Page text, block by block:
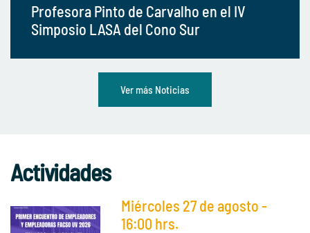
Profesora Pinto de Carvalho en el IV
Simposio LASA del Cono Sur
Ver más Noticias
Actividades
Miércoles 27 de agosto -
16:00 hrs.